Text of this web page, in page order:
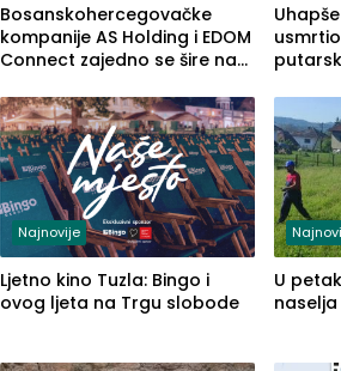
Bosanskohercegovačke
kompanije AS Holding i EDOM
Connect zajedno se šire na
(FOTO)
Najnovije
Ljetno kino Tuzla: Bingo i
ovog ljeta na Trgu slobode
U